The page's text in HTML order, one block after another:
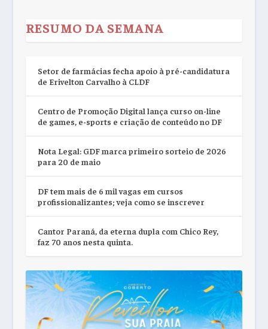
RESUMO DA SEMANA
Setor de farmácias fecha apoio à pré-candidatura
de Erivelton Carvalho à CLDF
Centro de Promoção Digital lança curso on-line
de games, e-sports e criação de conteúdo no DF
Nota Legal: GDF marca primeiro sorteio de 2026
para 20 de maio
DF tem mais de 6 mil vagas em cursos
profissionalizantes; veja como se inscrever
Cantor Paraná, da eterna dupla com Chico Rey,
faz 70 anos nesta quinta.